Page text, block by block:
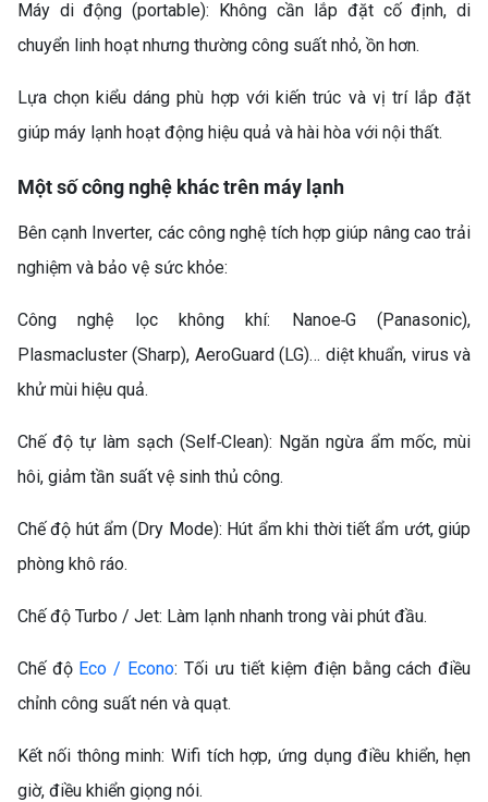
Máy di động (portable): Không cần lắp đặt cố định, di
chuyển linh hoạt nhưng thường công suất nhỏ, ồn hơn.
Lựa chọn kiểu dáng phù hợp với kiến trúc và vị trí lắp đặt
giúp máy lạnh hoạt động hiệu quả và hài hòa với nội thất.
Một số công nghệ khác trên máy lạnh
Bên cạnh Inverter, các công nghệ tích hợp giúp nâng cao trải
nghiệm và bảo vệ sức khỏe:
Công nghệ lọc không khí: Nanoe‑G (Panasonic),
Plasmacluster (Sharp), AeroGuard (LG)… diệt khuẩn, virus và
khử mùi hiệu quả.
Chế độ tự làm sạch (Self‑Clean): Ngăn ngừa ẩm mốc, mùi
hôi, giảm tần suất vệ sinh thủ công.
Chế độ hút ẩm (Dry Mode): Hút ẩm khi thời tiết ẩm ướt, giúp
phòng khô ráo.
Chế độ Turbo / Jet: Làm lạnh nhanh trong vài phút đầu.
Chế độ Eco / Econo: Tối ưu tiết kiệm điện bằng cách điều
chỉnh công suất nén và quạt.
Kết nối thông minh: Wifi tích hợp, ứng dụng điều khiển, hẹn
giờ, điều khiển giọng nói.